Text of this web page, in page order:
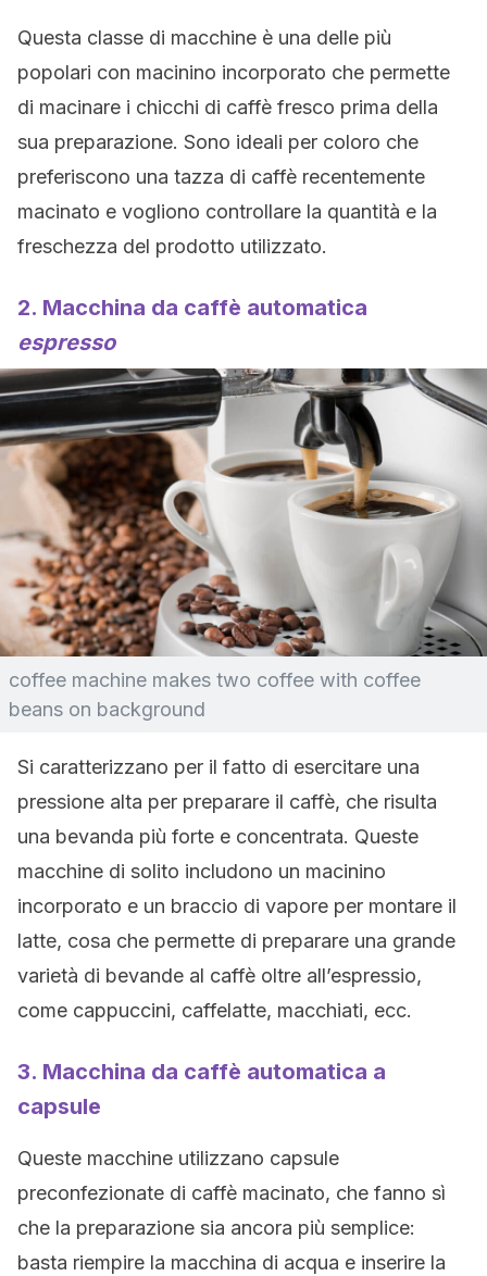
Questa classe di macchine è una delle più
popolari con macinino incorporato che permette
di macinare i chicchi di caffè fresco prima della
sua preparazione. Sono ideali per coloro che
preferiscono una tazza di caffè recentemente
macinato e vogliono controllare la quantità e la
freschezza del prodotto utilizzato.
2. Macchina da caffè automatica
espresso
coffee machine makes two coffee with coffee
beans on background
Si caratterizzano per il fatto di esercitare una
pressione alta per preparare il caffè, che risulta
una bevanda più forte e concentrata. Queste
macchine di solito includono un macinino
incorporato e un braccio di vapore per montare il
latte, cosa che permette di preparare una grande
varietà di bevande al caffè oltre all’espressio,
come cappuccini, caffelatte, macchiati, ecc.
3. Macchina da caffè automatica a
capsule
Queste macchine utilizzano capsule
preconfezionate di caffè macinato, che fanno sì
che la preparazione sia ancora più semplice:
basta riempire la macchina di acqua e inserire la